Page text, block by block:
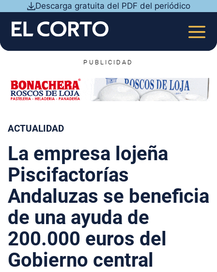
contenido
Descarga gratuita del PDF del periódico
PUBLICIDAD
ACTUALIDAD
La empresa lojeña
Piscifactorías
Andaluzas se beneficia
de una ayuda de
200.000 euros del
Gobierno central